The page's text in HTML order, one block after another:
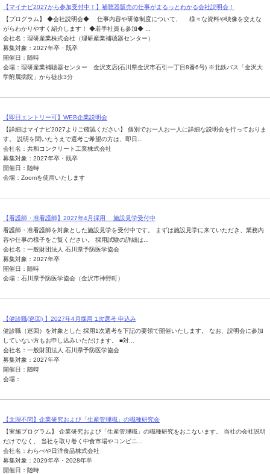
【マイナビ2027から参加受付中！】補聴器販売の仕事がまるっとわかる会社説明会！
【プログラム】 ◆会社説明会◆ 仕事内容や研修制度について、 様々な資料や映像を交えな
がらわかりやすく紹介します！ ◆若手社員も参加◆ ...
会社名：理研産業株式会社（理研産業補聴器センター）
募集対象：2027年卒・既卒
開催日：随時
会場：理研産業補聴器センター 金沢支店(石川県金沢市石引一丁目8番6号) ※北鉄バス「金沢大
学附属病院」から徒歩3分
【即日エントリー可】WEB企業説明会
【詳細はマイナビ2027よりご確認ください】 個別でお一人お一人に詳細な説明会を行っておりま
す。 説明を聞いたうえで選考ご希望の方は、即日...
会社名：共和コンクリート工業株式会社
募集対象：2027年卒・既卒
開催日：随時
会場：Zoomを使用いたします
【看護師・准看護師】2027年4月採用 施設見学受付中
看護師・准看護師を対象とした施設見学を受付中です。 まずは施設見学に来ていただき、業務内
容や仕事の様子をご覧ください。 採用試験の詳細は...
会社名：一般財団法人 石川県予防医学協会
募集対象：2027年卒
開催日：随時
会場：石川県予防医学協会（金沢市神野町）
【健診職(巡回) 】2027年4月採用 1次選考 申込み
健診職（巡回）を対象とした 採用1次選考を下記の要領で開催いたします。 なお、説明会に参加
していない方もお申し込みいただけます。 ■対...
会社名：一般財団法人 石川県予防医学協会
募集対象：2027年卒
開催日：随時
会場：
【文理不問】企業研究および「生産管理職」の職種研究会
【実施プログラム】 企業研究および「生産管理職」の職種研究をおこないます。 当社の会社説明
だけでなく、 当社を取り巻く中食市場やコンビニ...
会社名：わらべや日洋食品株式会社
募集対象：2029年卒・2028年卒
開催日：随時